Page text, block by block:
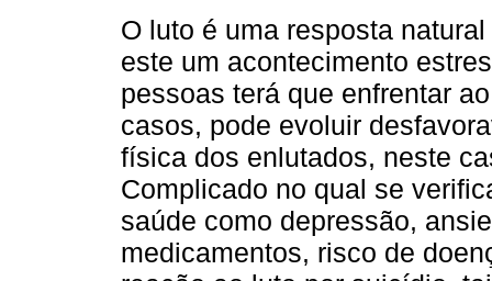
O luto é uma resposta
este um acontecimento
pessoas terá que enfrentar
casos, pode evoluir
física dos enlutados, neste
Complicado no qual se
saúde como depressão,
medicamentos, risco de